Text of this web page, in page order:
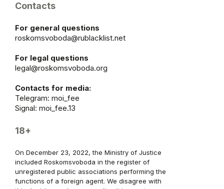
Contacts
For general questions
roskomsvoboda@rublacklist.net
For legal questions
legal@roskomsvoboda.org
Contacts for media:
Telegram: moi_fee
Signal: moi_fee.13
18+
On December 23, 2022, the Ministry of Justice
included Roskomsvoboda in the register of
unregistered public associations performing the
functions of a foreign agent. We disagree with